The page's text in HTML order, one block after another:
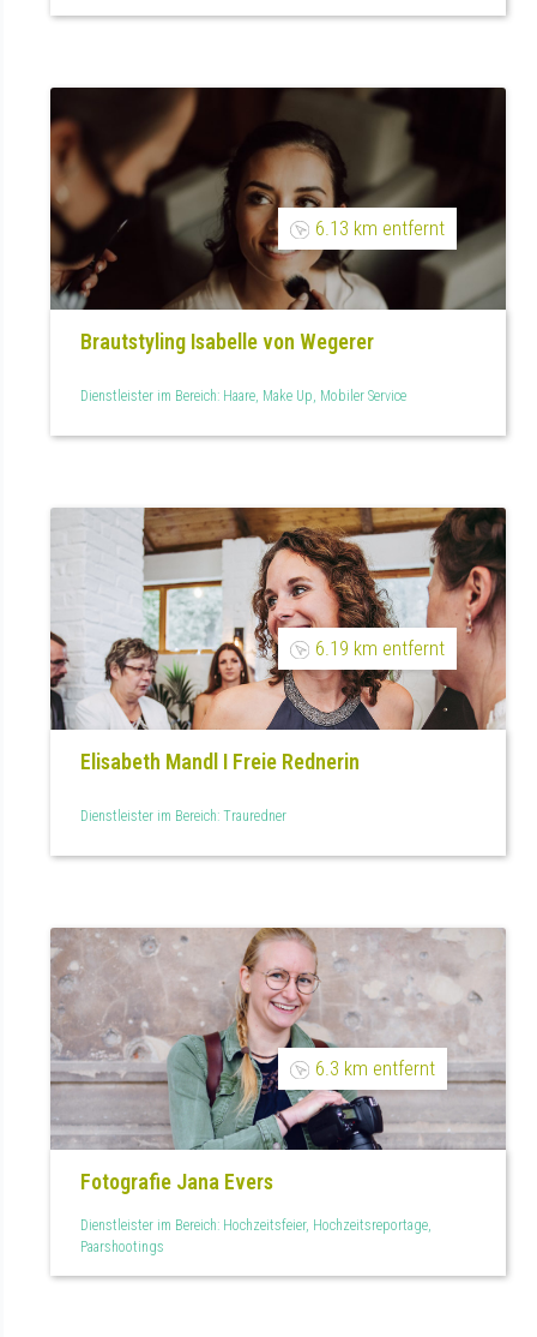
6.13 km entfernt
Brautstyling Isabelle von Wegerer
Dienstleister im Bereich: Haare, Make Up, Mobiler Service
6.19 km entfernt
Elisabeth Mandl I Freie Rednerin
Dienstleister im Bereich: Trauredner
6.3 km entfernt
Fotografie Jana Evers
Dienstleister im Bereich: Hochzeitsfeier, Hochzeitsreportage,
Paarshootings